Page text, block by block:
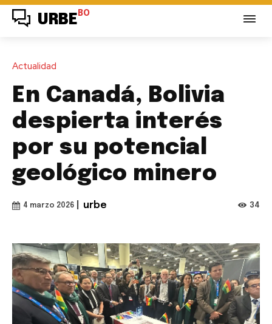
URBE BO
Actualidad
En Canadá, Bolivia
despierta interés
por su potencial
geológico minero
4 marzo 2026 urbe 34